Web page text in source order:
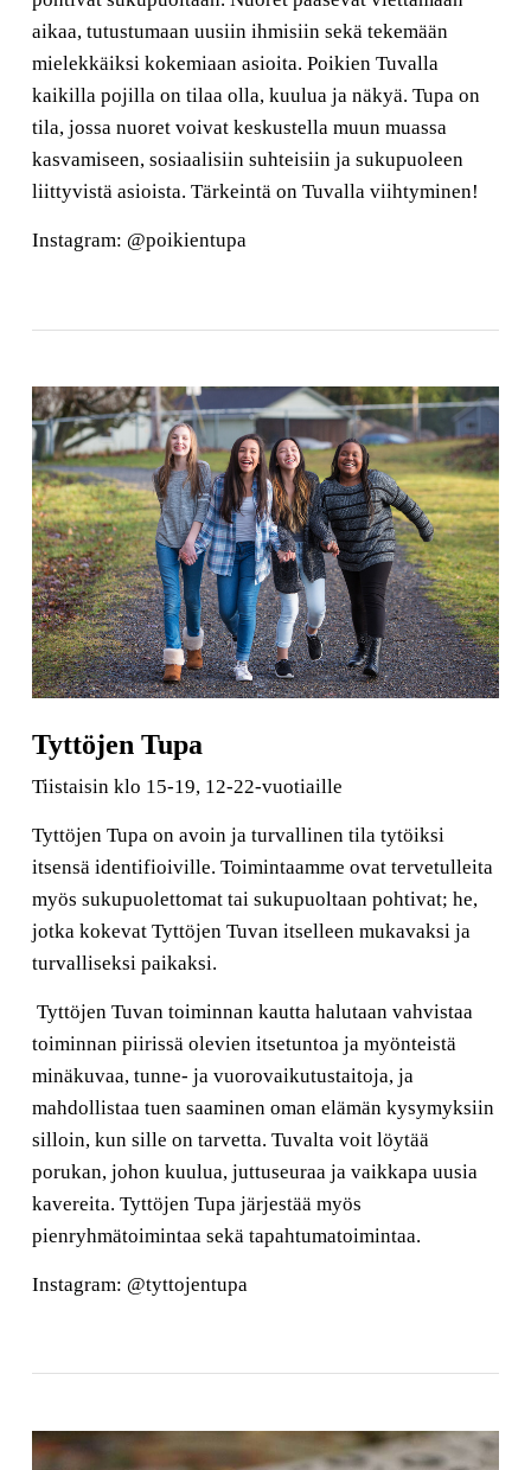
aikaa, tutustumaan uusiin ihmisiin sekä tekemään
mielekkäiksi kokemiaan asioita. Poikien Tuvalla
kaikilla pojilla on tilaa olla, kuulua ja näkyä. Tupa on
tila, jossa nuoret voivat keskustella muun muassa
kasvamiseen, sosiaalisiin suhteisiin ja sukupuoleen
liittyvistä asioista. Tärkeintä on Tuvalla viihtyminen!
Instagram: @poikientupa
Tyttöjen Tupa
Tiistaisin klo 15-19, 12-22-vuotiaille
Tyttöjen Tupa on avoin ja turvallinen tila tytöiksi
itsensä identifioiville. Toimintaamme ovat tervetulleita
myös sukupuolettomat tai sukupuoltaan pohtivat; he,
jotka kokevat Tyttöjen Tuvan itselleen mukavaksi ja
turvalliseksi paikaksi.
Tyttöjen Tuvan toiminnan kautta halutaan vahvistaa
toiminnan piirissä olevien itsetuntoa ja myönteistä
minäkuvaa, tunne- ja vuorovaikutustaitoja, ja
mahdollistaa tuen saaminen oman elämän kysymyksiin
silloin, kun sille on tarvetta. Tuvalta voit löytää
porukan, johon kuulua, juttuseuraa ja vaikkapa uusia
kavereita. Tyttöjen Tupa järjestää myös
pienryhmätoimintaa sekä tapahtumatoimintaa.
Instagram: @tyttojentupa